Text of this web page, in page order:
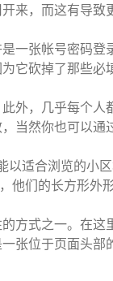
来，而这有导致
一张帐号密码登
它砍掉了那些必
外，几乎每个人
当然你也可以通
以适合浏览的小
他们的长方形外
方式之一。在这
张位于页面头部